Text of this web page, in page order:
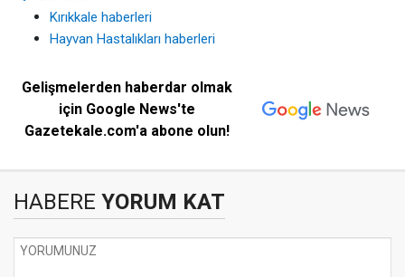
Kırıkkale haberleri
Hayvan Hastalıkları haberleri
Gelişmelerden haberdar olmak
için Google News'te
Gazetekale.com'a abone olun!
HABERE YORUM KAT